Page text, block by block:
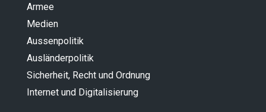
Armee
Medien
Aussenpolitik
Ausländer­politik
Sicherheit, Recht und Ordnung
Internet und Digitalisierung